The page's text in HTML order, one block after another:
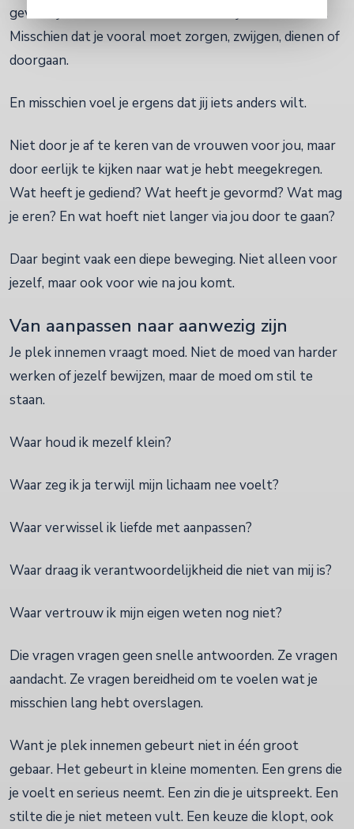
gevaarlijk is. Misschien dat zichtbaar zijn risico’s heeft.
Misschien dat je vooral moet zorgen, zwijgen, dienen of
doorgaan.
En misschien voel je ergens dat jij iets anders wilt.
Niet door je af te keren van de vrouwen voor jou, maar
door eerlijk te kijken naar wat je hebt meegekregen.
Wat heeft je gediend? Wat heeft je gevormd? Wat mag
je eren? En wat hoeft niet langer via jou door te gaan?
Daar begint vaak een diepe beweging. Niet alleen voor
jezelf, maar ook voor wie na jou komt.
Van aanpassen naar aanwezig zijn
Je plek innemen vraagt moed. Niet de moed van harder
werken of jezelf bewijzen, maar de moed om stil te
staan.
Waar houd ik mezelf klein?
Waar zeg ik ja terwijl mijn lichaam nee voelt?
Waar verwissel ik liefde met aanpassen?
Waar draag ik verantwoordelijkheid die niet van mij is?
Waar vertrouw ik mijn eigen weten nog niet?
Die vragen vragen geen snelle antwoorden. Ze vragen
aandacht. Ze vragen bereidheid om te voelen wat je
misschien lang hebt overslagen.
Want je plek innemen gebeurt niet in één groot
gebaar. Het gebeurt in kleine momenten. Een grens die
je voelt en serieus neemt. Een zin die je uitspreekt. Een
stilte die je niet meteen vult. Een keuze die klopt, ook